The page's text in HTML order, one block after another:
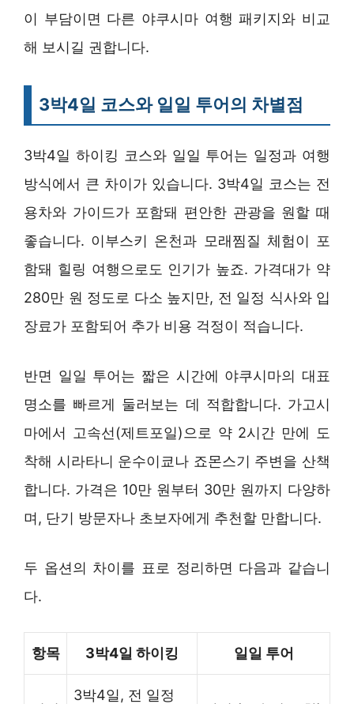
이 부담이면 다른 야쿠시마 여행 패키지와 비교
해 보시길 권합니다.
3박4일 코스와 일일 투어의 차별점
3박4일 하이킹 코스와 일일 투어는 일정과 여행
방식에서 큰 차이가 있습니다. 3박4일 코스는 전
용차와 가이드가 포함돼 편안한 관광을 원할 때
좋습니다. 이부스키 온천과 모래찜질 체험이 포
함돼 힐링 여행으로도 인기가 높죠. 가격대가 약
280만 원 정도로 다소 높지만, 전 일정 식사와 입
장료가 포함되어 추가 비용 걱정이 적습니다.
반면 일일 투어는 짧은 시간에 야쿠시마의 대표
명소를 빠르게 둘러보는 데 적합합니다. 가고시
마에서 고속선(제트포일)으로 약 2시간 만에 도
착해 시라타니 운수이쿄나 죠몬스기 주변을 산책
합니다. 가격은 10만 원부터 30만 원까지 다양하
며, 단기 방문자나 초보자에게 추천할 만합니다.
두 옵션의 차이를 표로 정리하면 다음과 같습니
다.
항목 3박4일 하이킹 일일 투어
3박4일, 전 일정